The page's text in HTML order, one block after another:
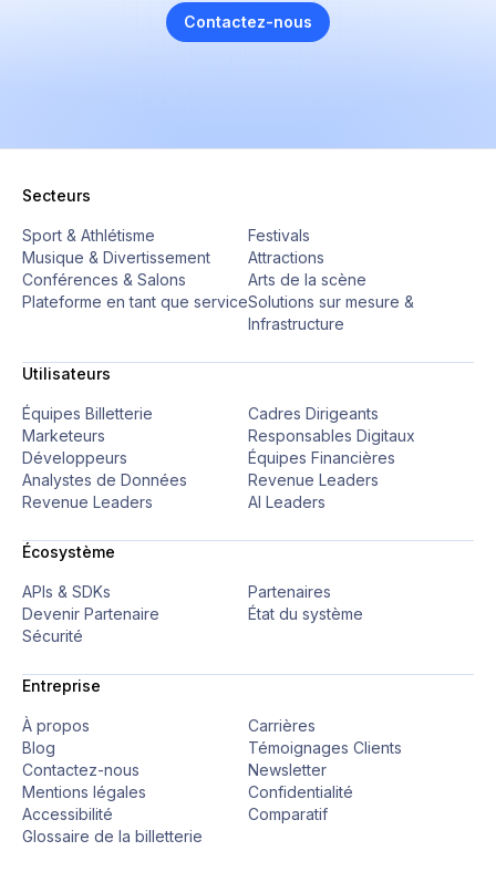
Contactez-nous
Secteurs
Sport & Athlétisme
Festivals
Musique & Divertissement
Attractions
Conférences & Salons
Arts de la scène
Plateforme en tant que serviceSolutions sur mesure &
Infrastructure
Utilisateurs
Équipes Billetterie
Cadres Dirigeants
Marketeurs
Responsables Digitaux
Développeurs
Équipes Financières
Analystes de Données
Revenue Leaders
Revenue Leaders
AI Leaders
Écosystème
APIs & SDKs
Partenaires
Devenir Partenaire
État du système
Sécurité
Entreprise
À propos
Carrières
Blog
Témoignages Clients
Contactez-nous
Newsletter
Mentions légales
Confidentialité
Accessibilité
Comparatif
Glossaire de la billetterie